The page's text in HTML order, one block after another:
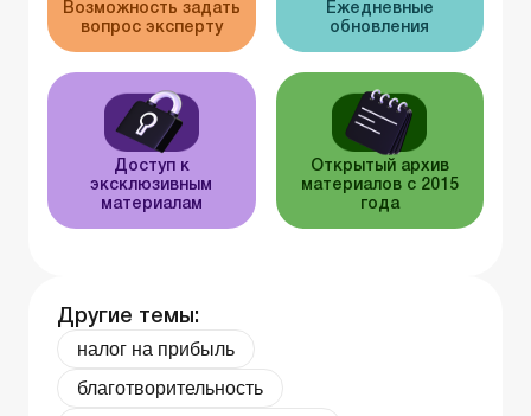
Возможность задать
вопрос эксперту
Ежедневные
обновления
Доступ к
эксклюзивным
материалам
Открытый архив
материалов с 2015
года
Другие темы:
налог на прибыль
благотворительность